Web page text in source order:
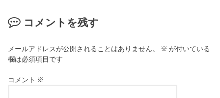
コメントを残す
メールアドレスが公開されることはありません。 ※ が付いている
欄は必須項目です
コメント ※